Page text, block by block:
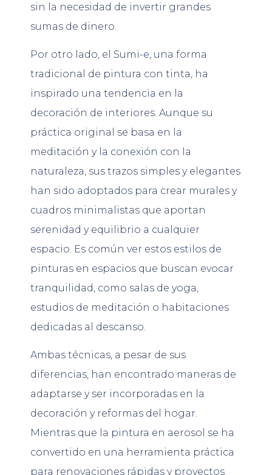
sin la necesidad de invertir grandes
sumas de dinero.
Por otro lado, el Sumi-e, una forma
tradicional de pintura con tinta, ha
inspirado una tendencia en la
decoración de interiores. Aunque su
práctica original se basa en la
meditación y la conexión con la
naturaleza, sus trazos simples y elegantes
han sido adoptados para crear murales y
cuadros minimalistas que aportan
serenidad y equilibrio a cualquier
espacio. Es común ver estos estilos de
pinturas en espacios que buscan evocar
tranquilidad, como salas de yoga,
estudios de meditación o habitaciones
dedicadas al descanso.
Ambas técnicas, a pesar de sus
diferencias, han encontrado maneras de
adaptarse y ser incorporadas en la
decoración y reformas del hogar.
Mientras que la pintura en aerosol se ha
convertido en una herramienta práctica
para renovaciones rápidas y proyectos